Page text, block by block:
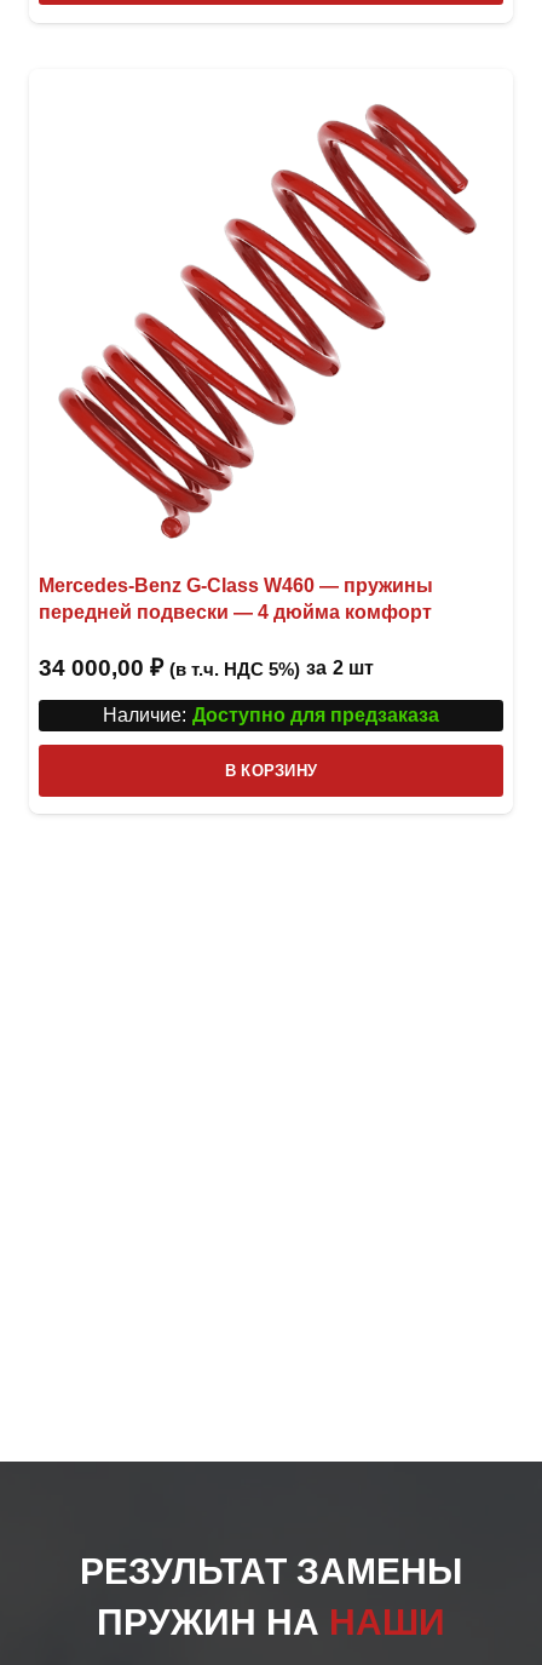
Mercedes-Benz G-Class W460 — пружины
передней подвески — 4 дюйма комфорт
34 000,00 ₽ (в т.ч. НДС 5%) за 2 шт
Наличие: Доступно для предзаказа
В КОРЗИНУ
РЕЗУЛЬТАТ ЗАМЕНЫ
ПРУЖИН НА НАШИ